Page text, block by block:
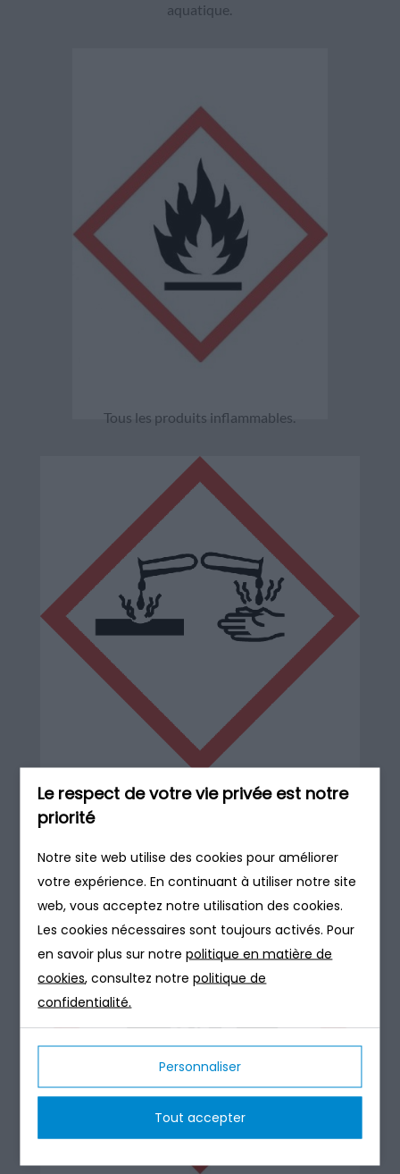
Le respect de votre vie privée est notre
priorité
Notre site web utilise des cookies pour améliorer
votre expérience. En continuant à utiliser notre site
web, vous acceptez notre utilisation des cookies.
Les cookies nécessaires sont toujours activés. Pour
en savoir plus sur notrepolitique en matière de
cookies, consultez notrepolitique de
confidentialité.
Personnaliser
Tout accepter
aquatique.
Tous les produits inflammables.